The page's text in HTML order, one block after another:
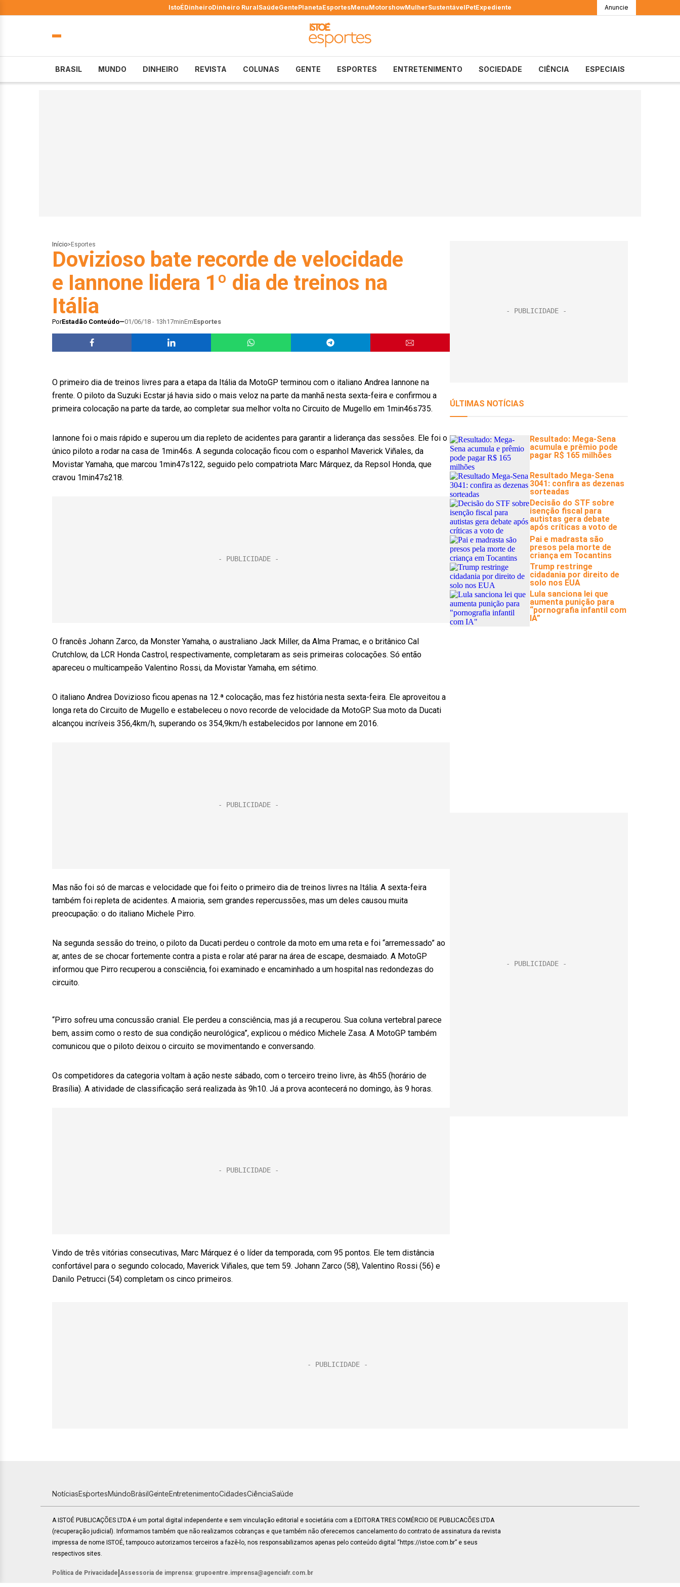
IstoÉDinheiroDinheiro RuralSaúdeGentePlanetaEsportesMenuMotorshowMulherSustentávelPetExpediente Anuncie
BRASIL MUNDO DINHEIRO REVISTA COLUNAS GENTE ESPORTES ENTRETENIMENTO SOCIEDADE CIÊNCIA ESPECIAIS
Início> Esportes
Dovizioso bate recorde de velocidade
e Iannone lidera 1º dia de treinos na
Itália
PorEstadão Conteúdo 01/06/18 - 13h17minEmEsportes
O primeiro dia de treinos livres para a etapa da Itália da MotoGP terminou com o italiano Andrea Iannone na
frente. O piloto da Suzuki Ecstar já havia sido o mais veloz na parte da manhã nesta sexta-feira e confirmou a
primeira colocação na parte da tarde, ao completar sua melhor volta no Circuito de Mugello em 1min46s735.
Iannone foi o mais rápido e superou um dia repleto de acidentes para garantir a liderança das sessões. Ele foi o
único piloto a rodar na casa de 1min46s. A segunda colocação ficou com o espanhol Maverick Viñales, da
Movistar Yamaha, que marcou 1min47s122, seguido pelo compatriota Marc Márquez, da Repsol Honda, que
cravou 1min47s218.
O francês Johann Zarco, da Monster Yamaha, o australiano Jack Miller, da Alma Pramac, e o britânico Cal
Crutchlow, da LCR Honda Castrol, respectivamente, completaram as seis primeiras colocações. Só então
apareceu o multicampeão Valentino Rossi, da Movistar Yamaha, em sétimo.
O italiano Andrea Dovizioso ficou apenas na 12.ª colocação, mas fez história nesta sexta-feira. Ele aproveitou a
longa reta do Circuito de Mugello e estabeleceu o novo recorde de velocidade da MotoGP. Sua moto da Ducati
alcançou incríveis 356,4km/h, superando os 354,9km/h estabelecidos por Iannone em 2016.
Mas não foi só de marcas e velocidade que foi feito o primeiro dia de treinos livres na Itália. A sexta-feira
também foi repleta de acidentes. A maioria, sem grandes repercussões, mas um deles causou muita
preocupação: o do italiano Michele Pirro.
Na segunda sessão do treino, o piloto da Ducati perdeu o controle da moto em uma reta e foi “arremessado” ao
ar, antes de se chocar fortemente contra a pista e rolar até parar na área de escape, desmaiado. A MotoGP
informou que Pirro recuperou a consciência, foi examinado e encaminhado a um hospital nas redondezas do
circuito.
“Pirro sofreu uma concussão cranial. Ele perdeu a consciência, mas já a recuperou. Sua coluna vertebral parece
bem, assim como o resto de sua condição neurológica”, explicou o médico Michele Zasa. A MotoGP também
comunicou que o piloto deixou o circuito se movimentando e conversando.
Os competidores da categoria voltam à ação neste sábado, com o terceiro treino livre, às 4h55 (horário de
Brasília). A atividade de classificação será realizada às 9h10. Já a prova acontecerá no domingo, às 9 horas.
Vindo de três vitórias consecutivas, Marc Márquez é o líder da temporada, com 95 pontos. Ele tem distância
confortável para o segundo colocado, Maverick Viñales, que tem 59. Johann Zarco (58), Valentino Rossi (56) e
Danilo Petrucci (54) completam os cinco primeiros.
NotíciasEsportesMundoBrasilGenteEntretenimentoCidadesCiênciaSaúde
A ISTOÉ PUBLICAÇÕES LTDA é um portal digital independente e sem vinculação editorial e societária com a EDITORA TRES COMÉRCIO DE PUBLICACÕES LTDA
(recuperação judicial). Informamos também que não realizamos cobranças e que também não oferecemos cancelamento do contrato de assinatura da revista
impressa de nome ISTOÉ, tampouco autorizamos terceiros a fazê-lo, nos responsabilizamos apenas pelo conteúdo digital “https://istoe.com.br” e seus
respectivos sites.
Política de Privacidade Assessoria de imprensa: grupoentre.imprensa@agenciafr.com.br